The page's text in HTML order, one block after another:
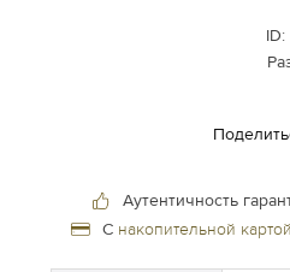
ID:
Аутентичность
С накопительной